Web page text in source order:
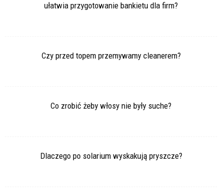
ułatwia przygotowanie bankietu dla firm?
Czy przed topem przemywamy cleanerem?
Co zrobić żeby włosy nie były suche?
Dlaczego po solarium wyskakują pryszcze?